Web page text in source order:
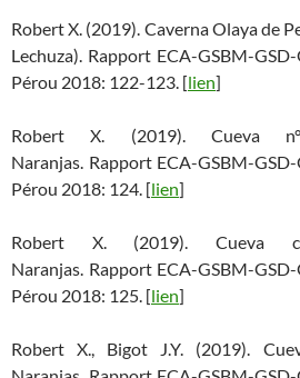
Robert X. (2019). Caverna Olaya de
Lechuza). Rapport ECA-GSBM-
Pérou 2018: 122-123. [lien]
Robert X. (2019).
Naranjas. Rapport ECA-GSBM-
Pérou 2018: 124. [lien]
Robert X. (2019). Cueva
Naranjas. Rapport ECA-GSBM-
Pérou 2018: 125. [lien]
Robert X., Bigot J.Y. (2019).